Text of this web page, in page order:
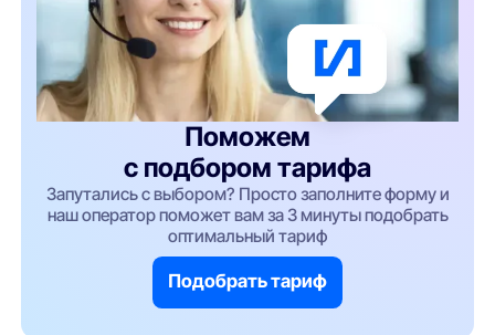
Поможем
с подбором тарифа
Запутались с выбором? Просто заполните форму и
наш оператор поможет вам за 3 минуты подобрать
оптимальный тариф
Подобрать тариф